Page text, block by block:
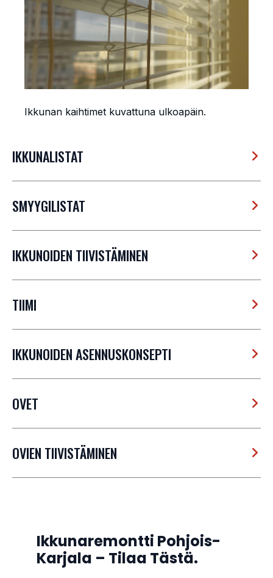
Ikkunan kaihtimet kuvattuna ulkoapäin.
IKKUNALISTAT
SMYYGILISTAT
IKKUNOIDEN TIIVISTÄMINEN
TIIMI
IKKUNOIDEN ASENNUSKONSEPTI
OVET
OVIEN TIIVISTÄMINEN
Ikkunaremontti Pohjois-
Karjala – Tilaa Tästä.